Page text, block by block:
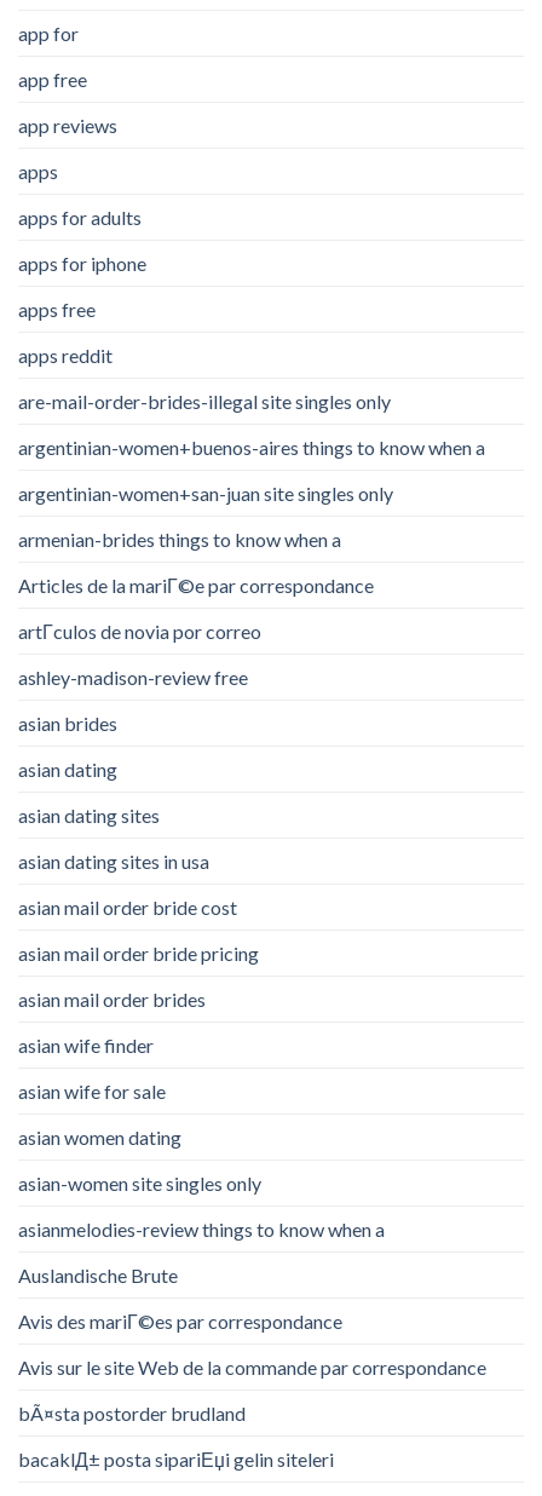
app for
app free
app reviews
apps
apps for adults
apps for iphone
apps free
apps reddit
are-mail-order-brides-illegal site singles only
argentinian-women+buenos-aires things to know when a
argentinian-women+san-juan site singles only
armenian-brides things to know when a
Articles de la mariГ©e par correspondance
artГ­culos de novia por correo
ashley-madison-review free
asian brides
asian dating
asian dating sites
asian dating sites in usa
asian mail order bride cost
asian mail order bride pricing
asian mail order brides
asian wife finder
asian wife for sale
asian women dating
asian-women site singles only
asianmelodies-review things to know when a
Auslandische Brute
Avis des mariГ©es par correspondance
Avis sur le site Web de la commande par correspondance
bÃ¤sta postorder brudland
bacaklД± posta sipariЕџi gelin siteleri